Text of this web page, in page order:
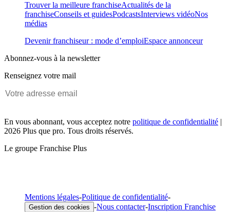
Trouver la meilleure franchiseActualités de la
franchiseConseils et guidesPodcastsInterviews vidéoNos
médias
Devenir franchiseur : mode d’emploiEspace annonceur
Abonnez-vous à la newsletter
Renseignez votre mail
En vous abonnant, vous acceptez notre politique de confidentialité |
2026 Plus que pro. Tous droits réservés.
Le groupe Franchise Plus
Mentions légales-Politique de confidentialité-
Gestion des cookies -Nous contacter-Inscription Franchise